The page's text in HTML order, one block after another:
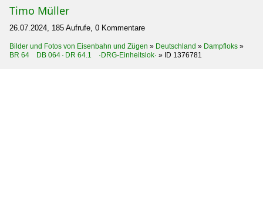
Timo Müller
26.07.2024, 185 Aufrufe, 0 Kommentare
Bilder und Fotos von Eisenbahn und Zügen » Deutschland » Dampfloks »
BR 64 DB 064 · DR 64.1 ·DRG-Einheitslok· » ID 1376781